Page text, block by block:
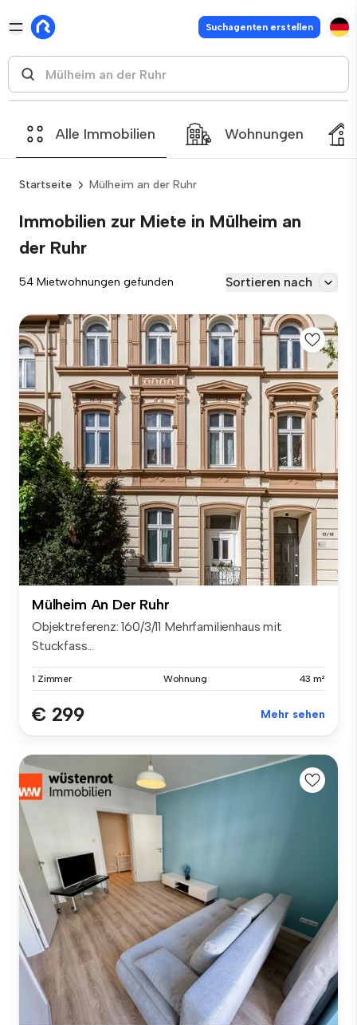
Suchagenten erstellen
Alle Immobilien Wohnungen
Startseite Mülheim an der Ruhr
Immobilien zur Miete in Mülheim an
der Ruhr
54 Mietwohnungen gefunden Sortieren nach
Mülheim An Der Ruhr
Objektreferenz: 160/3/11 Mehrfamilienhaus mit
Stuckfass...
1 Zimmer Wohnung 43 m²
€ 299 Mehr sehen